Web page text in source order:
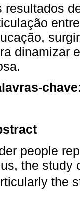
resultados
dinamizar
chave
people
the study
the